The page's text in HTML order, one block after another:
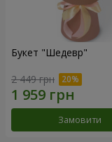
Букет "Шедевр"
2 449 грн
Замовити